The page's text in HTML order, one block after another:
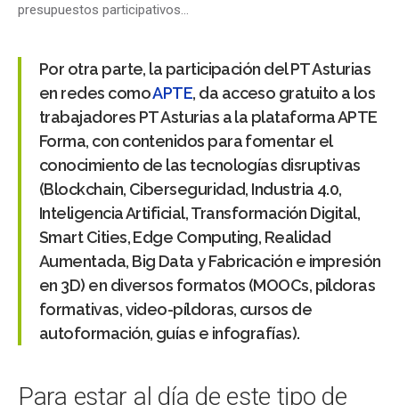
presupuestos participativos…
Por otra parte, la participación delPT Asturias
en redes comoAPTE, da acceso gratuito a los
trabajadores PT Asturias a la plataforma APTE
Forma, con contenidos para fomentar el
conocimiento de las tecnologías disruptivas
(Blockchain, Ciberseguridad, Industria 4.0,
Inteligencia Artificial, Transformación Digital,
Smart Cities, Edge Computing, Realidad
Aumentada, Big Data y Fabricación e impresión
en 3D) en diversos formatos (MOOCs, píldoras
formativas, video-píldoras, cursos de
autoformación, guías e infografías).
Para estar al día de este tipo de